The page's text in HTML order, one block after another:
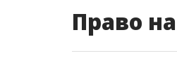
Право